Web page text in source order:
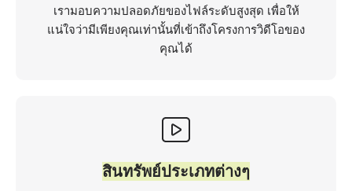
เรามอบความปลอดภัยของไฟล์ระดับสูงสุด เพื่อให้
แน่ใจว่ามีเพียงคุณเท่านั้นที่เข้าถึงโครงการวิดีโอของ
คุณได้
สินทรัพย์ประเภทต่างๆ